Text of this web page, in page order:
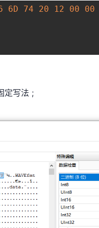
4
4
6D 74 20 12 00 00
定写法 ;